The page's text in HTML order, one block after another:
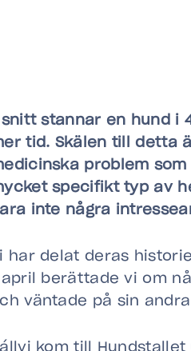
stannar en hund i
tid. Skälen till detta
problem
specifikt typ av
inte några
har delat deras
berättade vi om
väntade på sin
kom till